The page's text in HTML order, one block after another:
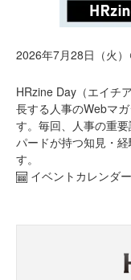
2026年7月28日（火
HRzine Day（エイチ
長する人事のWebマ
す。毎回、人事の重
パードが持つ知見・
す。
イベントカレンダ